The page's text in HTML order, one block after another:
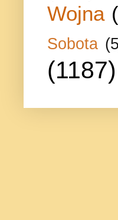
Wojna
Sobota
(1187)